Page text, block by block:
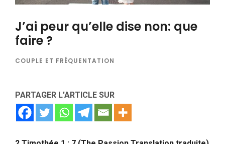
J’ai peur qu’elle dise non: que
faire ?
COUPLE ET FRÉQUENTATION
PARTAGER L'ARTICLE SUR